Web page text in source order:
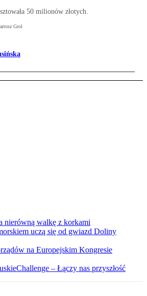
50 milionów złotych.
Grol
nierówną walkę z korkami
uczą się od gwiazd Doliny
na Europejskim Kongresie
– Łączy nas przyszłość